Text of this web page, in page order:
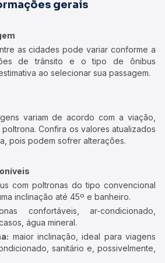
gerais
as cidades pode variar conforme a
de trânsito e o tipo de ônibus
ao selecionar sua passagem.
variam de acordo com a viação,
Confira os valores atualizados
pois podem sofrer alterações.
com poltronas do tipo convencional
inclinação até 45º e banheiro.
confortáveis, ar-condicionado,
água mineral.
maior inclinação, ideal para viagens
sanitário e, possivelmente,